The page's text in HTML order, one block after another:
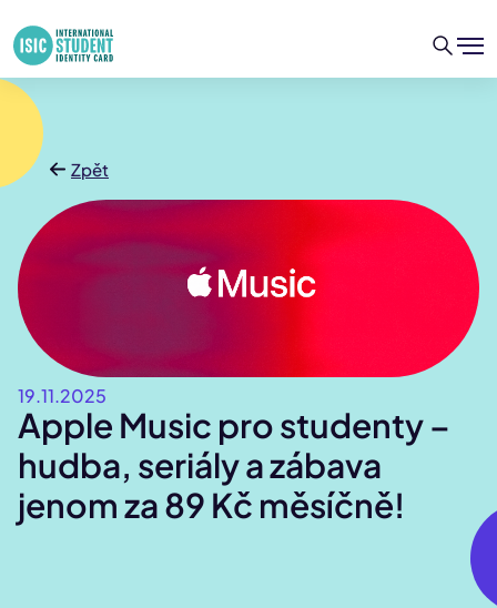
Zpět
19.11.2025
Apple Music pro studenty –
hudba, seriály a zábava
jenom za 89 Kč měsíčně!